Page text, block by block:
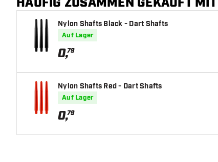
Nylon Shafts Black - Dart Shafts
Auf Lager
0,79
Nylon Shafts Red - Dart Shafts
Auf Lager
0,79